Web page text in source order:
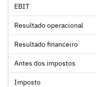
EBIT
Resultado operacional
Resultado financeiro
Antes dos impostos
Imposto